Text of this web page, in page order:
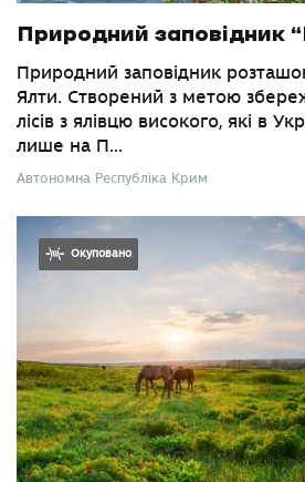
Природний заповідник
Природний заповідник
Ялти. Створений з метою
лісів з ялівцю високого, які в
лише на П...
Автономна Республіка Крим
Окуповано